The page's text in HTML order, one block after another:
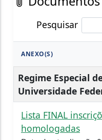
Pesquisar
ANEXO(S)
Regime Especial
Universidade
Lista FINAL
homologadas